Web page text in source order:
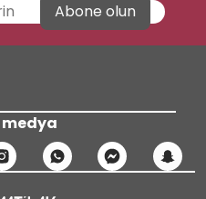
Abone olun
medya